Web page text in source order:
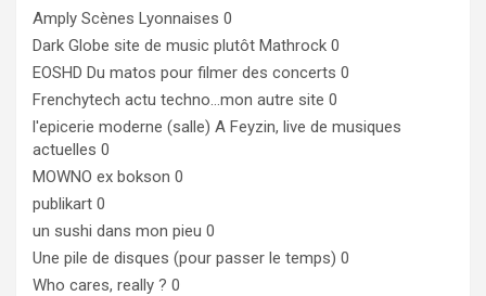
Amply Scènes Lyonnaises 0
Dark Globe site de music plutôt Mathrock 0
EOSHD Du matos pour filmer des concerts 0
Frenchytech actu techno…mon autre site 0
l'epicerie moderne (salle) A Feyzin, live de musiques
actuelles 0
MOWNO ex bokson 0
publikart 0
un sushi dans mon pieu 0
Une pile de disques (pour passer le temps) 0
Who cares, really ? 0